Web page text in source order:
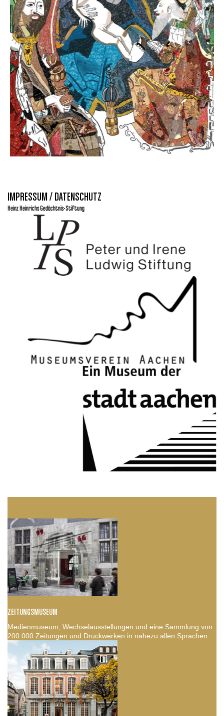
IMPRESSUM / DATENSCHUTZ
Heinz Heinrichs Gedächtnis-Stiftung
ZEITUNGSMUSEUM
Medienmuseum, Wechselausstellungen und eine Sammlung von
200.000 Zeitungen und Druckwerken in nahezu allen Sprachen.